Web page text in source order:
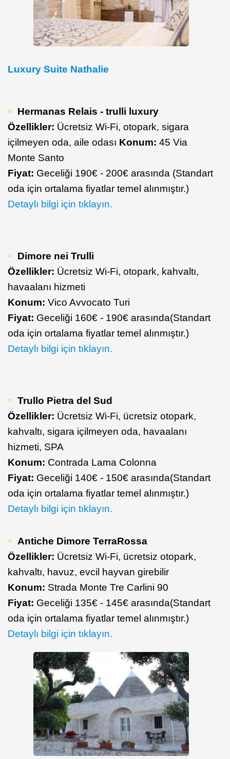
Luxury Suite Nathalie
Hermanas Relais - trulli luxury
Özellikler: Ücretsiz Wi-Fi, otopark, sigara
içilmeyen oda, aile odası Konum: 45 Via
Monte Santo
Fiyat: Geceliği 190€ - 200€ arasında (Standart
oda için ortalama fiyatlar temel alınmıştır.)
Detaylı bilgi için tıklayın.
Dimore nei Trulli
Özellikler: Ücretsiz Wi-Fi, otopark, kahvaltı,
havaalanı hizmeti
Konum: Vico Avvocato Turi
Fiyat: Geceliği 160€ - 190€ arasında(Standart
oda için ortalama fiyatlar temel alınmıştır.)
Detaylı bilgi için tıklayın.
Trullo Pietra del Sud
Özellikler: Ücretsiz Wi-Fi, ücretsiz otopark,
kahvaltı, sigara içilmeyen oda, havaalanı
hizmeti, SPA
Konum: Contrada Lama Colonna
Fiyat: Geceliği 140€ - 150€ arasında(Standart
oda için ortalama fiyatlar temel alınmıştır.)
Detaylı bilgi için tıklayın.
Antiche Dimore TerraRossa
Özellikler: Ücretsiz Wi-Fi, ücretsiz otopark,
kahvaltı, havuz, evcil hayvan girebilir
Konum: Strada Monte Tre Carlini 90
Fiyat: Geceliği 135€ - 145€ arasında(Standart
oda için ortalama fiyatlar temel alınmıştır.)
Detaylı bilgi için tıklayın.